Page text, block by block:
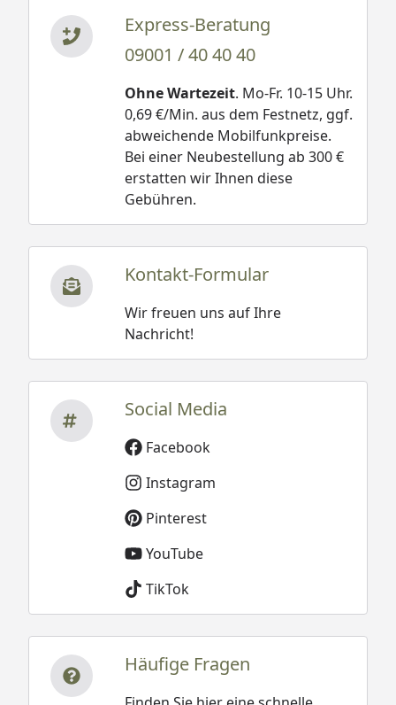
Express-Beratung
09001 / 40 40 40
Ohne Wartezeit. Mo-Fr. 10-15 Uhr.
0,69 €/Min. aus dem Festnetz, ggf.
abweichende Mobilfunkpreise.
Bei einer Neubestellung ab 300 €
erstatten wir Ihnen diese
Gebühren.
Kontakt-Formular
Wir freuen uns auf Ihre
Nachricht!
Social Media
Facebook
Instagram
Pinterest
YouTube
TikTok
Häufige Fragen